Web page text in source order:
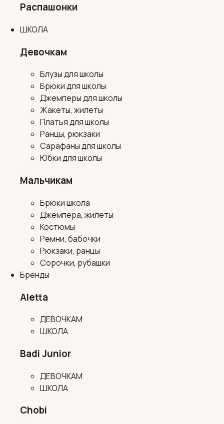
Распашонки
ШКОЛА
Девочкам
Блузы для школы
Брюки для школы
Джемперы для школы
Жакеты, жилеты
Платья для школы
Ранцы, рюкзаки
Сарафаны для школы
Юбки для школы
Мальчикам
Брюки школа
Джемпера, жилеты
Костюмы
Ремни, бабочки
Рюкзаки, ранцы
Сорочки, рубашки
Бренды
Aletta
ДЕВОЧКАМ
ШКОЛА
Badi Junior
ДЕВОЧКАМ
ШКОЛА
Chobi